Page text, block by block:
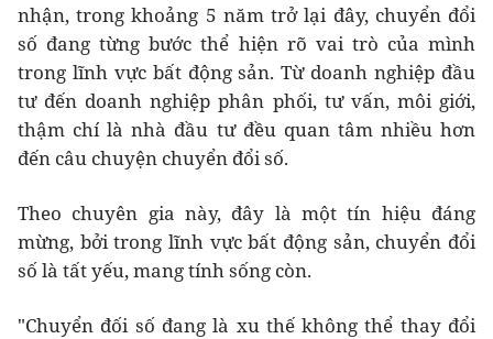
nhận, trong khoảng 5 năm trở lại đây, chuyển đổi
số đang từng bước thể hiện rõ vai trò của mình
trong lĩnh vực bất động sản. Từ doanh nghiệp đầu
tư đến doanh nghiệp phân phối, tư vấn, môi giới,
thậm chí là nhà đầu tư đều quan tâm nhiều hơn
đến câu chuyện chuyển đổi số.
Theo chuyên gia này, đây là một tín hiệu đáng
mừng, bởi trong lĩnh vực bất động sản, chuyển đổi
số là tất yếu, mang tính sống còn.
"Chuyển đối số đang là xu thế không thể thay đổi